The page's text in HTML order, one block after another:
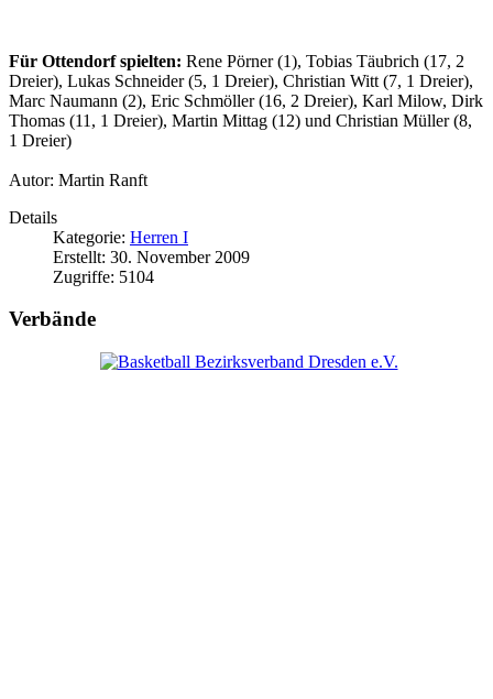
Für Ottendorf spielten: Rene Pörner (1), Tobias Täubrich (17, 2
Dreier), Lukas Schneider (5, 1 Dreier), Christian Witt (7, 1 Dreier),
Marc Naumann (2), Eric Schmöller (16, 2 Dreier), Karl Milow, Dirk
Thomas (11, 1 Dreier), Martin Mittag (12) und Christian Müller (8,
1 Dreier)
Autor: Martin Ranft
Details
Kategorie: Herren I
Erstellt: 30. November 2009
Zugriffe: 5104
Verbände